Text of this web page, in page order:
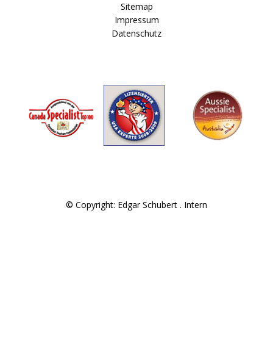
Sitemap
Impressum
Datenschutz
© Copyright: Edgar Schubert . Intern